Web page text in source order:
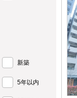
新築
5年以内